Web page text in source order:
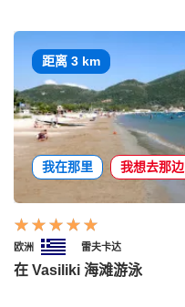
距离 3 km
我在那里 我想去那边
欧洲 雷夫卡达
在 Vasiliki 海滩游泳